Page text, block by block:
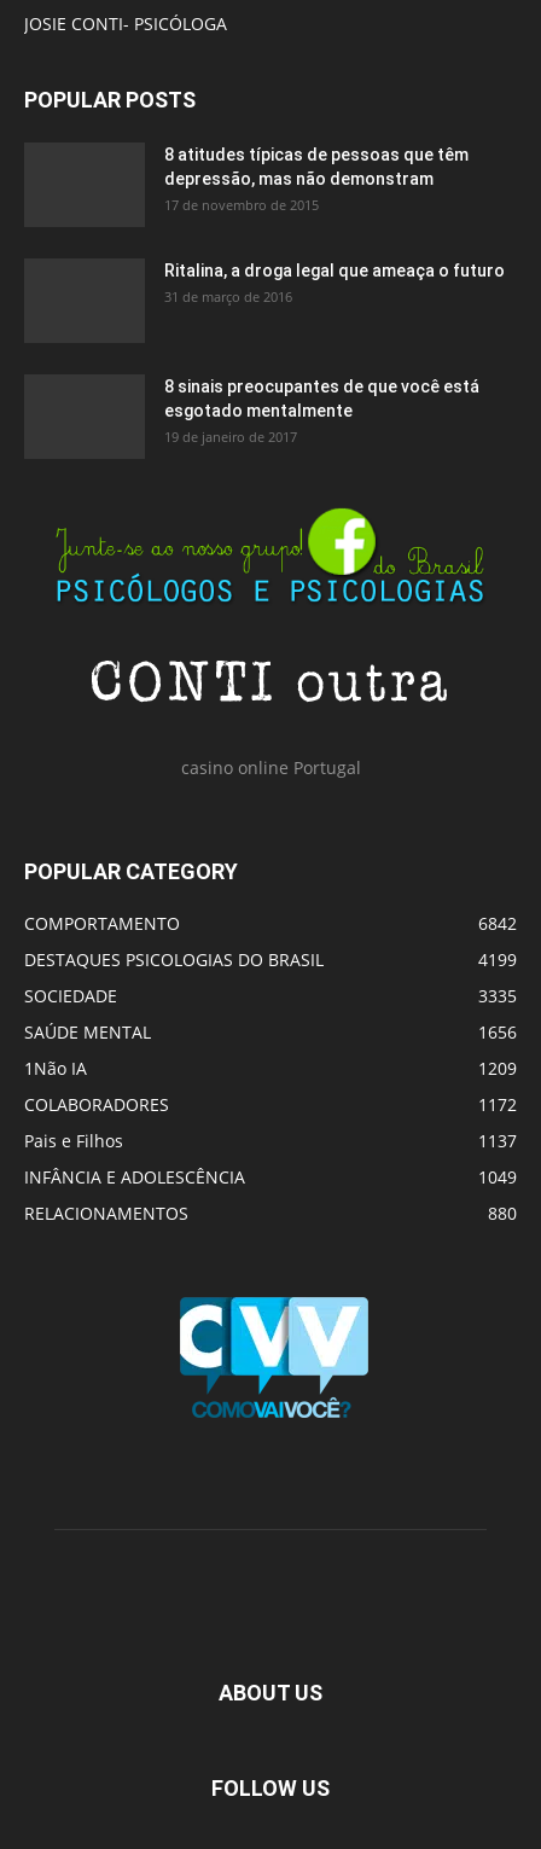
JOSIE CONTI- PSICÓLOGA
POPULAR POSTS
8 atitudes típicas de pessoas que têm
depressão, mas não demonstram
17 de novembro de 2015
Ritalina, a droga legal que ameaça o futuro
31 de março de 2016
8 sinais preocupantes de que você está
esgotado mentalmente
19 de janeiro de 2017
casino online Portugal
POPULAR CATEGORY
COMPORTAMENTO
6842
DESTAQUES PSICOLOGIAS DO BRASIL
4199
SOCIEDADE
3335
SAÚDE MENTAL
1656
1Não IA
1209
COLABORADORES
1172
Pais e Filhos
1137
INFÂNCIA E ADOLESCÊNCIA
1049
RELACIONAMENTOS
880
ABOUT US
FOLLOW US